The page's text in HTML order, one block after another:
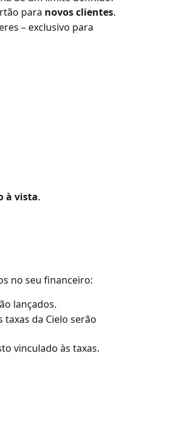
para novos clientes.
– exclusivo para
à vista.
no seu financeiro:
lançados.
taxas da Cielo serão
vinculado às taxas.